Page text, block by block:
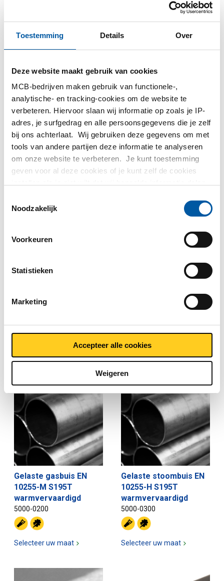
Toestemming Details Over
Deze website maakt gebruik van cookies
MCB-bedrijven maken gebruik van functionele-,
analytische- en tracking-cookies om de website te
verbeteren. Hiervoor slaan wij informatie op zoals je IP-
adres, je surfgedrag en alle persoonsgegevens die je zelf
bij ons achterlaat. Wij gebruiken deze gegevens om met
tools van andere partijen deze informatie te analyseren
om onze website te verbeteren. Je kunt toestemming
geven voor al deze cookies of je kunt zelf de cookies
partijen waarmee wij samenwerken vind je in ons
Noodzakelijk
Voorkeuren
Statistieken
Marketing
Accepteer alle cookies
Weigeren
Kasbuis EN 10219
S235JRH getest
5000-0045
Selecteer uw maat
Konstruktiebuis EN
10255-L2 S195T
warmvervaardigd
5000-0100
Selecteer uw maat
electrolytisch verzinkt
Kasbuis EN 10219
S235JRH Thv getest
Gelaste gasbuis EN
10255-M S195T
warmvervaardigd
5000-0200
Selecteer uw maat
Gelaste stoombuis EN
10255-H S195T
warmvervaardigd
5000-0300
Selecteer uw maat